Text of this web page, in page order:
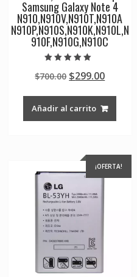
Samsung Galaxy Note 4
N910,N910V,N910T,N910A
N910P,N910S,N910K,N910L,N
910F,N910G,N910C
5.00
de 5
$700.00 Original
was:
$700.00.
$299.00Current
$299.00.
Añadir al carrito
¡OFERTA!